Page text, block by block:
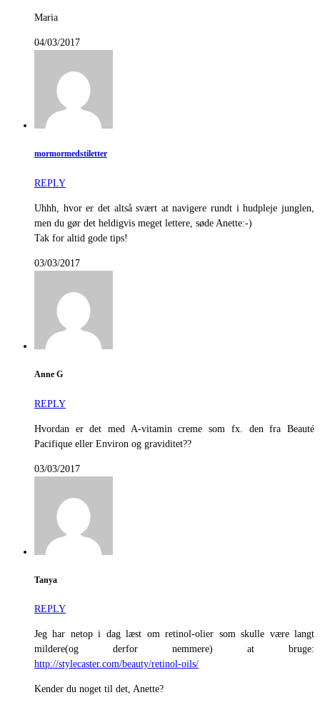
Maria
04/03/2017
mormormedstiletter
REPLY
Uhhh, hvor er det altså svært at navigere rundt i hudpleje junglen,
men du gør det heldigvis meget lettere, søde Anette:-)
Tak for altid gode tips!
03/03/2017
Anne G
REPLY
Hvordan er det med A-vitamin creme som fx. den fra Beauté
Pacifique eller Environ og graviditet??
03/03/2017
Tanya
REPLY
Jeg har netop i dag læst om retinol-olier som skulle være langt
mildere(og derfor nemmere) at bruge:
http://stylecaster.com/beauty/retinol-oils/
Kender du noget til det, Anette?